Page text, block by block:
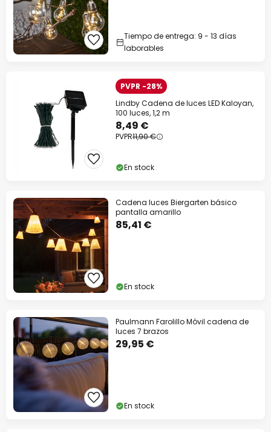
Tiempo de entrega: 9 - 13 días
laborables
PVPR -28%
Lindby Cadena de luces LED Kaloyan,
100 luces, 1,2 m
8,49 €
PVPR11,90 €
En stock
Cadena luces Biergarten básico
pantalla amarillo
85,41 €
En stock
Paulmann Farolillo Móvil cadena de
luces 7 brazos
29,95 €
En stock